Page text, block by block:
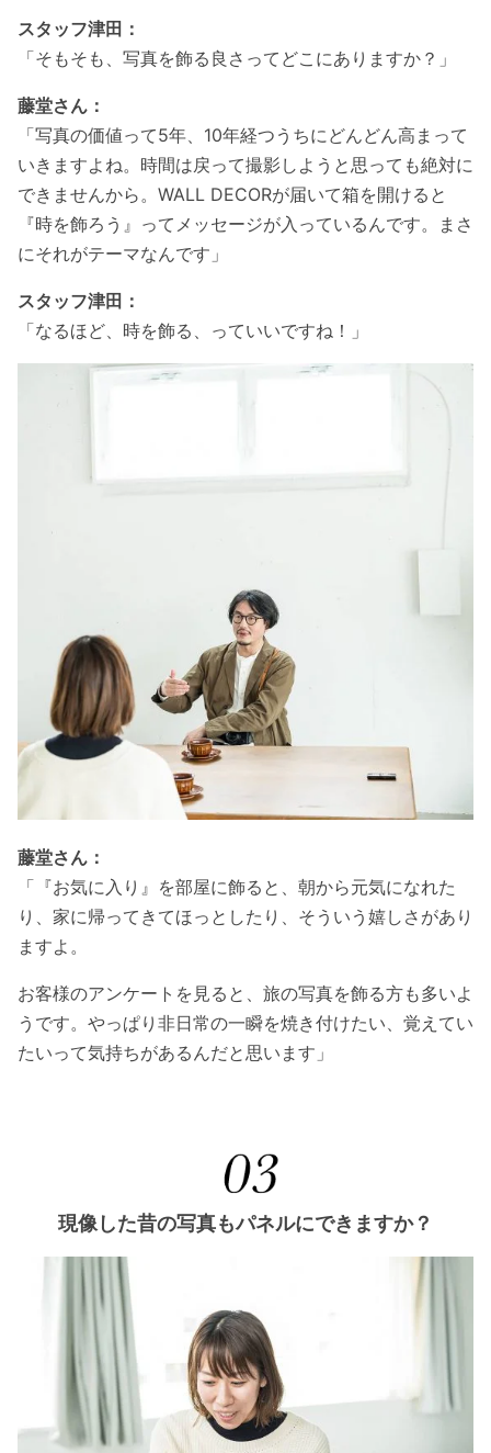
スタッフ津田：
「そもそも、写真を飾る良さってどこにありますか？」
藤堂さん：
「写真の価値って5年、10年経つうちにどんどん高まって
いきますよね。時間は戻って撮影しようと思っても絶対に
できませんから。WALL DECORが届いて箱を開けると
『時を飾ろう』ってメッセージが入っているんです。まさ
にそれがテーマなんです」
スタッフ津田：
「なるほど、時を飾る、っていいですね！」
藤堂さん：
「『お気に入り』を部屋に飾ると、朝から元気になれた
り、家に帰ってきてほっとしたり、そういう嬉しさがあり
ますよ。
お客様のアンケートを見ると、旅の写真を飾る方も多いよ
うです。やっぱり非日常の一瞬を焼き付けたい、覚えてい
たいって気持ちがあるんだと思います」
現像した昔の写真もパネルにできますか？